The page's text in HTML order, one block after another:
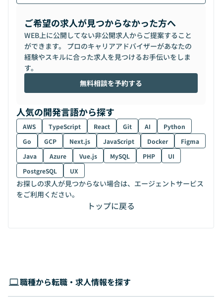
ご希望の求人が見つからなかった方へ
WEB上に公開してない非公開求人からご提案すること
ができます。 プロのキャリアアドバイザーがあなたの
経験やスキルに合った求人を見つけるお手伝いをしま
す。
無料相談を予約する
人気の開発言語から探す
AWS TypeScript React Git AI
Python
Go
GCP Next.js JavaScript Docker
Figma
Java
Azure Vue.js MySQL PHP
UI
PostgreSQL
UX
お探しの求人が見つからない場合は、エージェントサービス
をご利用ください。
トップに戻る
職種から転職・求人情報を探す